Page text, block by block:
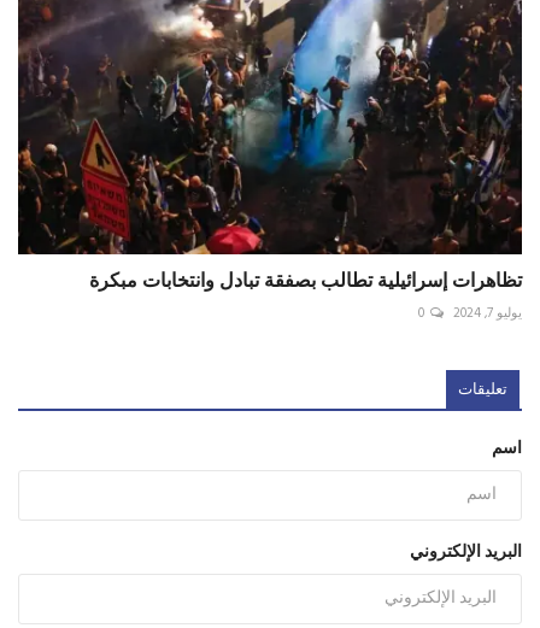
تظاهرات إسرائيلية تطالب بصفقة تبادل وانتخابات مبكرة
يوليو 7, 2024 0
تعليقات
اسم
البريد الإلكتروني